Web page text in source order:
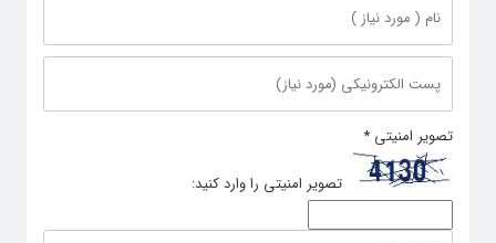
تصویر امنیتی *
تصویر امنیتی را وارد کنید: